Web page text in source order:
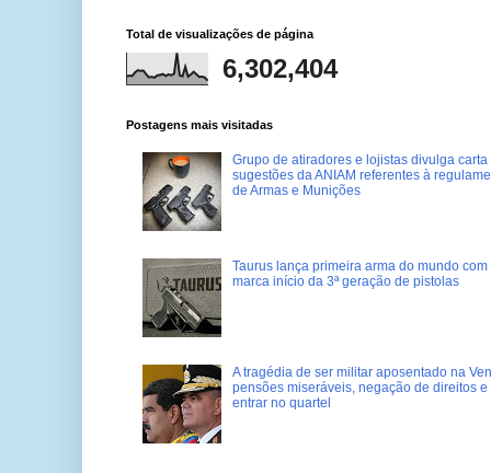
Total de visualizações de página
6,302,404
Postagens mais visitadas
Grupo de atiradores e lojistas divulga carta
sugestões da ANIAM referentes à
de Armas e Munições
Taurus lança primeira arma do mundo
marca início da 3ª geração de pistolas
A tragédia de ser militar aposentado na
pensões miseráveis, negação de direitos
entrar no quartel